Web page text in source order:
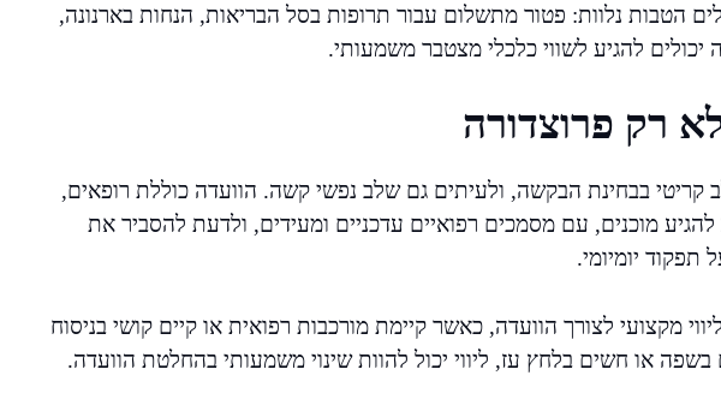
הטבות נלוות: פטור מתשלום עבור תרופות בסל הבריאות, הנחות בארנונה,
להגיע לשווי כלכלי מצטבר משמעותי.
רק פרוצדורה
קריטי בבחינת הבקשה, ולעיתים גם שלב נפשי קשה. הוועדה כוללת רופאים,
מוכנים, עם מסמכים רפואיים עדכניים ומעידים, ולדעת להסביר את
יומיומי.
מקצועי לצורך הוועדה, כאשר קיימת מורכבות רפואית או קיים קושי בניסוח
או חשים בלחץ עז, ליווי יכול להוות שינוי משמעותי בהחלטת הוועדה.